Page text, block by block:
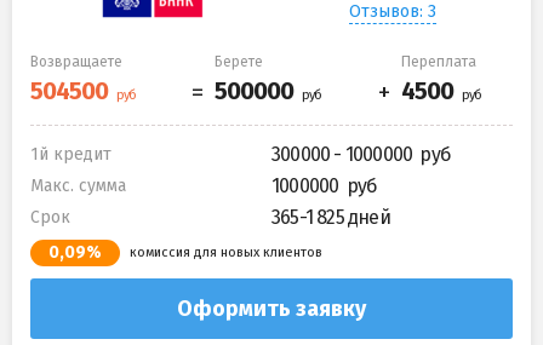
Отзывов: 3
Возвращаете Берете Переплата
1й кредит 300000 - 1000000
Макс. сумма 1000000
Срок 365-1 825 дней
0,09% комиссия для новых клиентов
Оформить заявку